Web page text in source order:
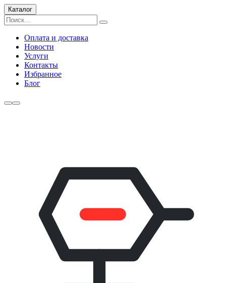
Каталог
Оплата и доставка
Новости
Услуги
Контакты
Избранное
Блог